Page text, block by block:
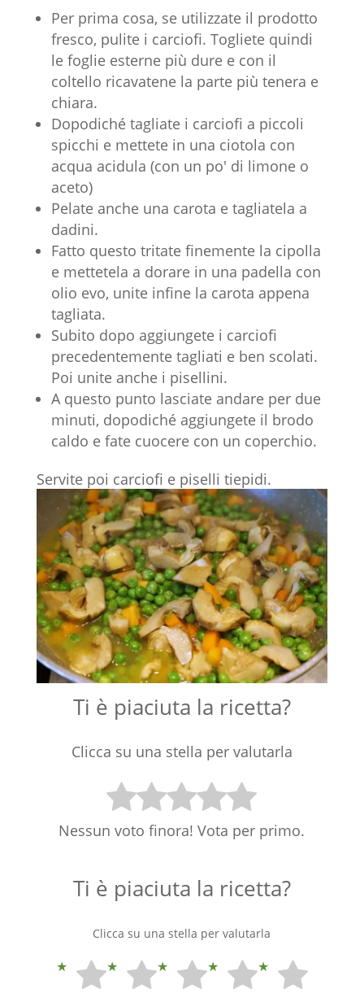
Per prima cosa, se utilizzate il prodotto
fresco, pulite i carciofi. Togliete quindi
le foglie esterne più dure e con il
coltello ricavatene la parte più tenera e
chiara.
Dopodiché tagliate i carciofi a piccoli
spicchi e mettete in una ciotola con
acqua acidula (con un po' di limone o
aceto)
Pelate anche una carota e tagliatela a
dadini.
Fatto questo tritate finemente la cipolla
e mettetela a dorare in una padella con
olio evo, unite infine la carota appena
tagliata.
Subito dopo aggiungete i carciofi
precedentemente tagliati e ben scolati.
Poi unite anche i pisellini.
A questo punto lasciate andare per due
minuti, dopodiché aggiungete il brodo
caldo e fate cuocere con un coperchio.
Servite poi carciofi e piselli tiepidi.
Ti è piaciuta la ricetta?
Clicca su una stella per valutarla
Nessun voto finora! Vota per primo.
Ti è piaciuta la ricetta?
Clicca su una stella per valutarla